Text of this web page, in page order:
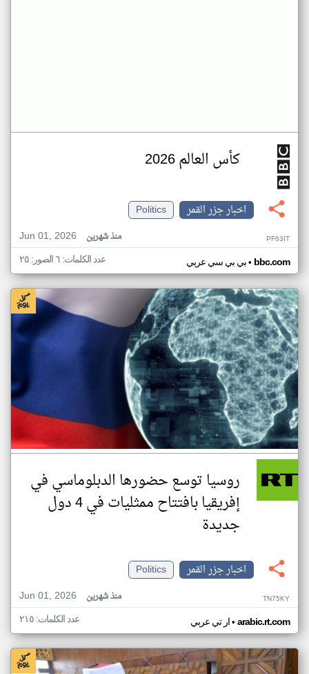
كأس العالم 2026
اخبار جزر القمر
Politics
Jun 01, 2026
منذ شهرين PF63IT
بي بي سي عربي• bbc.com عدد الكلمات: ٦ الصور: ٢٥
روسيا توسع حضورها الدبلوماسي في
إفريقيا بافتتاح ممثليات في 4 دول
جديدة
اخبار جزر القمر
Politics
Jun 01, 2026
منذ شهرين TN75KY
ار تي عربي• arabic.rt.com عدد الكلمات: ٢١٥